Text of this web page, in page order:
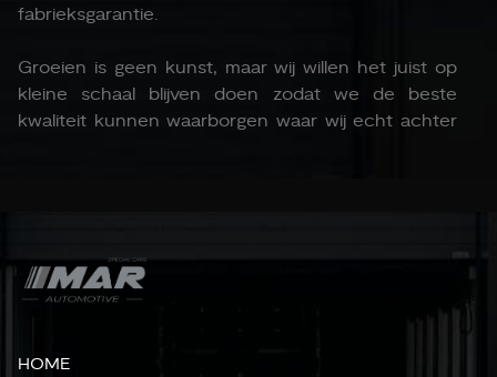
fabrieksgarantie.
Groeien is geen kunst, maar wij willen het juist op
kleine schaal blijven doen zodat we de beste
kwaliteit kunnen waarborgen waar wij echt achter
ZOEKOPDRACHTEN “TAILORMADE”
HOME